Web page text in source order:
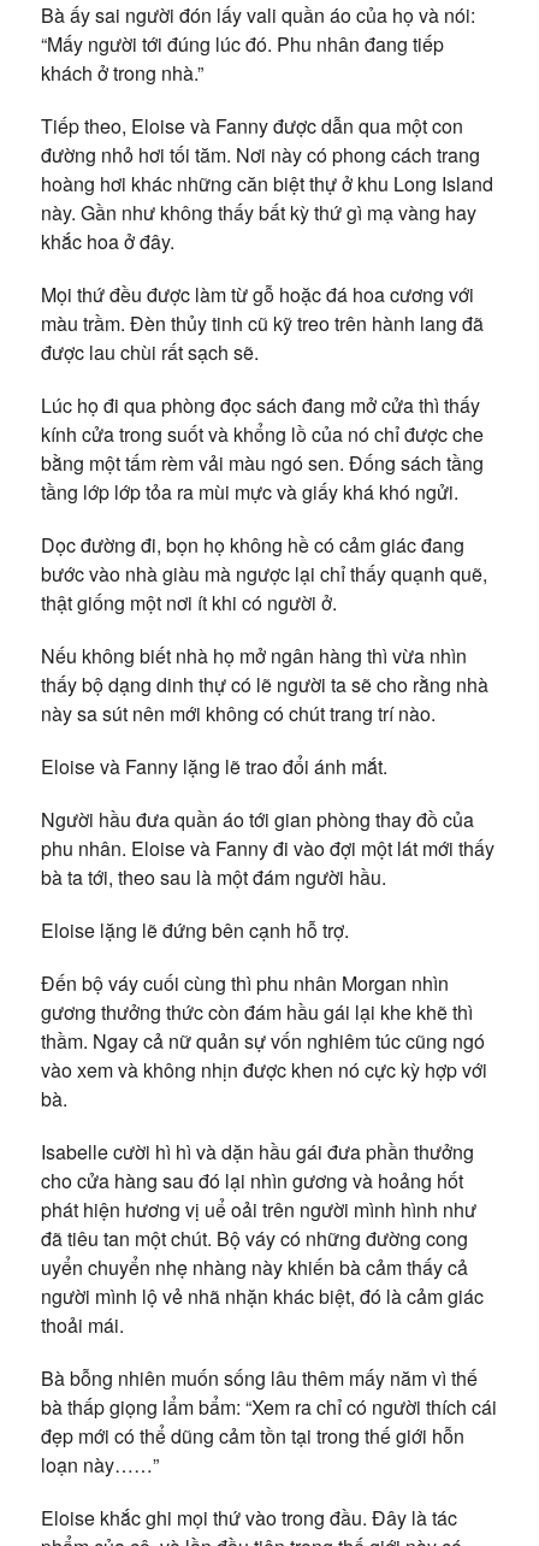
Bà ấy sai người đón lấy vali quần áo của họ và nói:
“Mấy người tới đúng lúc đó. Phu nhân đang tiếp
khách ở trong nhà.”
Tiếp theo, Eloise và Fanny được dẫn qua một con
đường nhỏ hơi tối tăm. Nơi này có phong cách trang
hoàng hơi khác những căn biệt thự ở khu Long Island
này. Gần như không thấy bất kỳ thứ gì mạ vàng hay
khắc hoa ở đây.
Mọi thứ đều được làm từ gỗ hoặc đá hoa cương với
màu trầm. Đèn thủy tinh cũ kỹ treo trên hành lang đã
được lau chùi rất sạch sẽ.
Lúc họ đi qua phòng đọc sách đang mở cửa thì thấy
kính cửa trong suốt và khổng lồ của nó chỉ được che
bằng một tấm rèm vải màu ngó sen. Đống sách tầng
tầng lớp lớp tỏa ra mùi mực và giấy khá khó ngửi.
Dọc đường đi, bọn họ không hề có cảm giác đang
bước vào nhà giàu mà ngược lại chỉ thấy quạnh quẽ,
thật giống một nơi ít khi có người ở.
Nếu không biết nhà họ mở ngân hàng thì vừa nhìn
thấy bộ dạng dinh thự có lẽ người ta sẽ cho rằng nhà
này sa sút nên mới không có chút trang trí nào.
Eloise và Fanny lặng lẽ trao đổi ánh mắt.
Người hầu đưa quần áo tới gian phòng thay đồ của
phu nhân. Eloise và Fanny đi vào đợi một lát mới thấy
bà ta tới, theo sau là một đám người hầu.
Eloise lặng lẽ đứng bên cạnh hỗ trợ.
Đến bộ váy cuối cùng thì phu nhân Morgan nhìn
gương thưởng thức còn đám hầu gái lại khe khẽ thì
thầm. Ngay cả nữ quản sự vốn nghiêm túc cũng ngó
vào xem và không nhịn được khen nó cực kỳ hợp với
bà.
Isabelle cười hì hì và dặn hầu gái đưa phần thưởng
cho cửa hàng sau đó lại nhìn gương và hoảng hốt
phát hiện hương vị uể oải trên người mình hình như
đã tiêu tan một chút. Bộ váy có những đường cong
uyển chuyển nhẹ nhàng này khiến bà cảm thấy cả
người mình lộ vẻ nhã nhặn khác biệt, đó là cảm giác
thoải mái.
Bà bỗng nhiên muốn sống lâu thêm mấy năm vì thế
bà thấp giọng lẩm bẩm: “Xem ra chỉ có người thích cái
đẹp mới có thể dũng cảm tồn tại trong thế giới hỗn
loạn này……”
Eloise khắc ghi mọi thứ vào trong đầu. Đây là tác